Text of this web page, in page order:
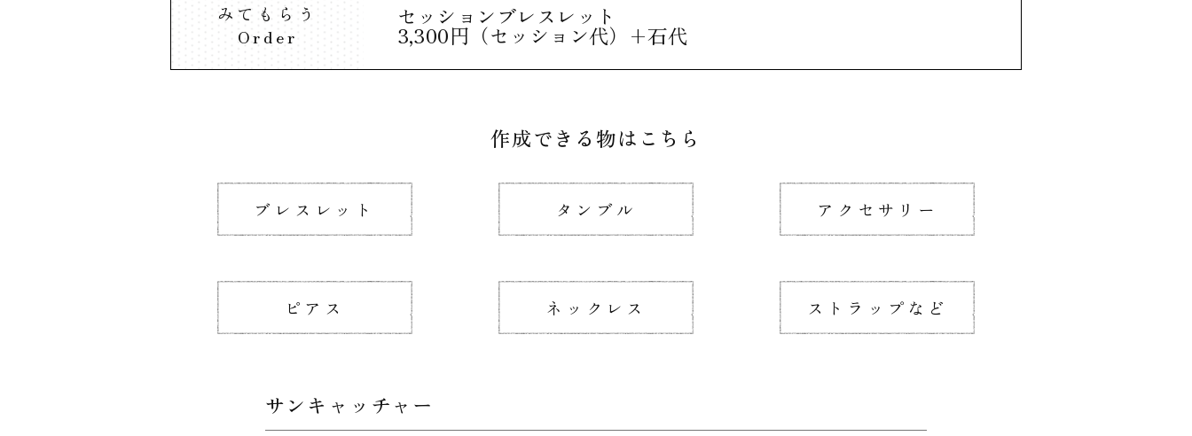
みてもらう
Order
セッションブレスレット
3,300円（セッション代）+石代
作成できる物はこちら
ブレスレット タンブル アクセサリー
ピアス ネックレス ストラップなど
サンキャッチャー